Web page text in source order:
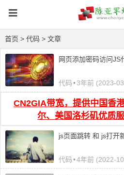
首页 > 代码 > 文章
网页添加密码访问JS
代码•3年前 (2023-
CN2GIA带宽，提供中国香
尔、美国洛杉矶优质
js页面跳转 和 js打开
代码•4年前 (2022-